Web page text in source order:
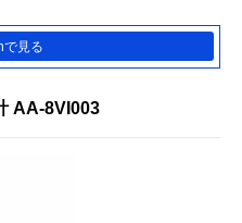
で見る
AA-8VI003